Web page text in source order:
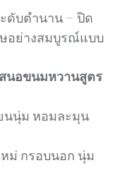
ดับตำนาน – ปิด
อย่างสมบูรณ์แบบ
สนอขนมหวานสูตร
ยนนุ่ม หอมละมุน
หม่ กรอบนอก นุ่ม